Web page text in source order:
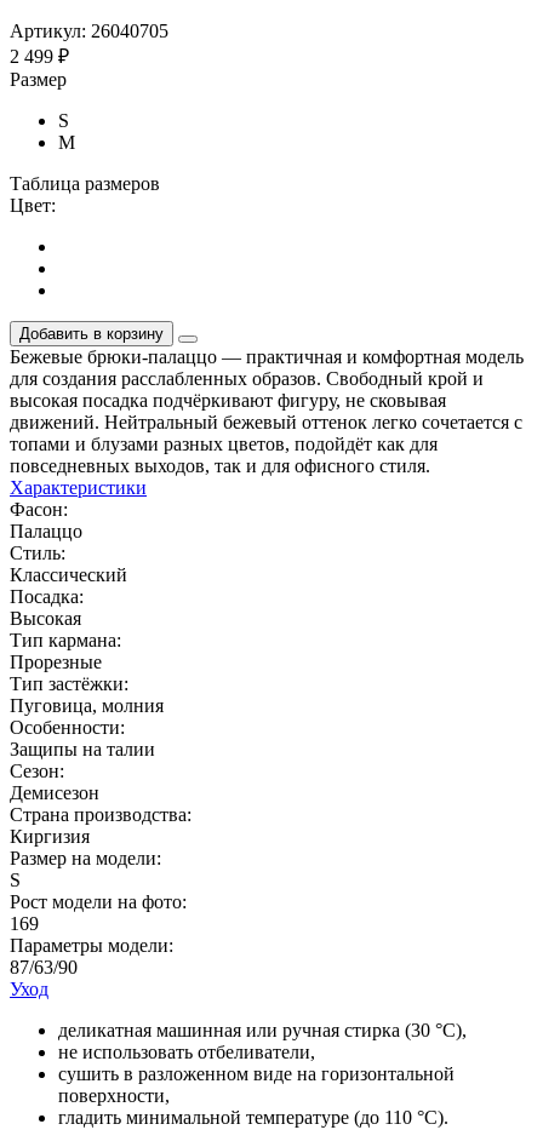
Артикул: 26040705
2 499 ₽
Размер
S
M
Таблица размеров
Цвет:
Добавить в корзину
Бежевые брюки-палаццо — практичная и комфортная модель
для создания расслабленных образов. Свободный крой и
высокая посадка подчёркивают фигуру, не сковывая
движений. Нейтральный бежевый оттенок легко сочетается с
топами и блузами разных цветов, подойдёт как для
повседневных выходов, так и для офисного стиля.
Характеристики
Фасон:
Палаццо
Стиль:
Классический
Посадка:
Высокая
Тип кармана:
Прорезные
Тип застёжки:
Пуговица, молния
Особенности:
Защипы на талии
Сезон:
Демисезон
Страна производства:
Киргизия
Размер на модели:
S
Рост модели на фото:
169
Параметры модели:
87/63/90
Уход
деликатная машинная или ручная стирка (30 °С),
не использовать отбеливатели,
сушить в разложенном виде на горизонтальной
поверхности,
гладить минимальной температуре (до 110 °C).